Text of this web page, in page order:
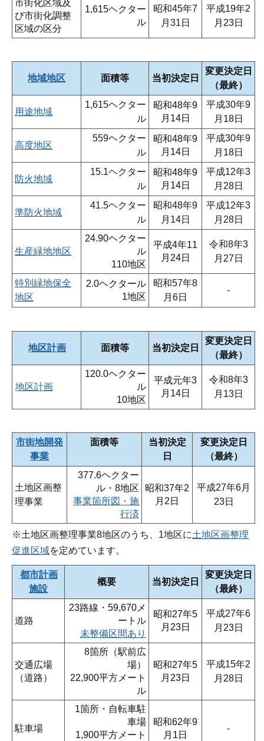
市街化区域及
び市街化調整
区域の区分
1,615ヘクター
ル
昭和45年7
月31日
平成19年2
月23日
地域地区 面積等 当初決定日
変更決定日
（最終）
用途地域
1,615ヘクター
ル
昭和48年9
月14日
平成30年9
月18日
高度地区
559ヘクター
ル
昭和48年9
月14日
平成30年9
月18日
防火地域
15.1ヘクター
ル
昭和48年9
月14日
平成12年3
月28日
準防火地域
41.5ヘクター
ル
昭和48年9
月14日
平成12年3
月28日
生産緑地地区
24.90ヘクター
ル
110地区
平成4年11
月24日
令和8年3
月27日
特別緑地保全
地区
2.0ヘクタール
1地区
昭和57年8
月6日
‐
地区計画 面積等 当初決定日
変更決定日
（最終）
地区計画
120.0ヘクター
ル
10地区
平成元年3
月14日
令和8年3
月13日
市街地開発
事業
面積等
当初決定
日
変更決定日
（最終）
土地区画整
理事業
377.6ヘクター
ル・8地区
事業箇所図・施
行済
昭和37年2
月2日
平成27年6月
23日
※土地区画整理事業8地区のうち、1地区に土地区画整理
促進区域を定めています。
都市計画
施設
概要 当初決定日
変更決定日
（最終）
道路
23路線・59,670メ
ートル
未整備区間あり
昭和27年5
月23日
平成27年6
月23日
交通広場
（道路）
8箇所（駅前広
場）
22,900平方メート
ル
昭和27年5
月23日
平成15年2
月28日
駐車場
1箇所・自転車駐
車場
1,900平方メート
昭和62年9
月1日
‐